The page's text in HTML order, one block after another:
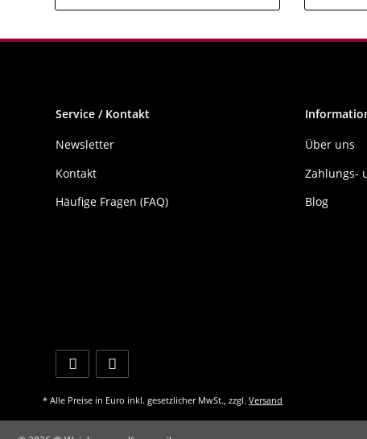
Service / Kontakt
Newsletter
Kontakt
Häufige Fragen (FAQ)
Über uns
Zahlungs-
Blog
* Alle Preise in Euro inkl. gesetzlicher MwSt., zzgl.Versand